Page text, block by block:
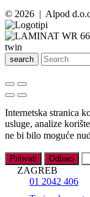
© 2026 | Alpod
search
Internetska stranica
usluge, analize
ne bi bilo moguće
Prihvati Odbaci
ZAGREB
01 2042 406